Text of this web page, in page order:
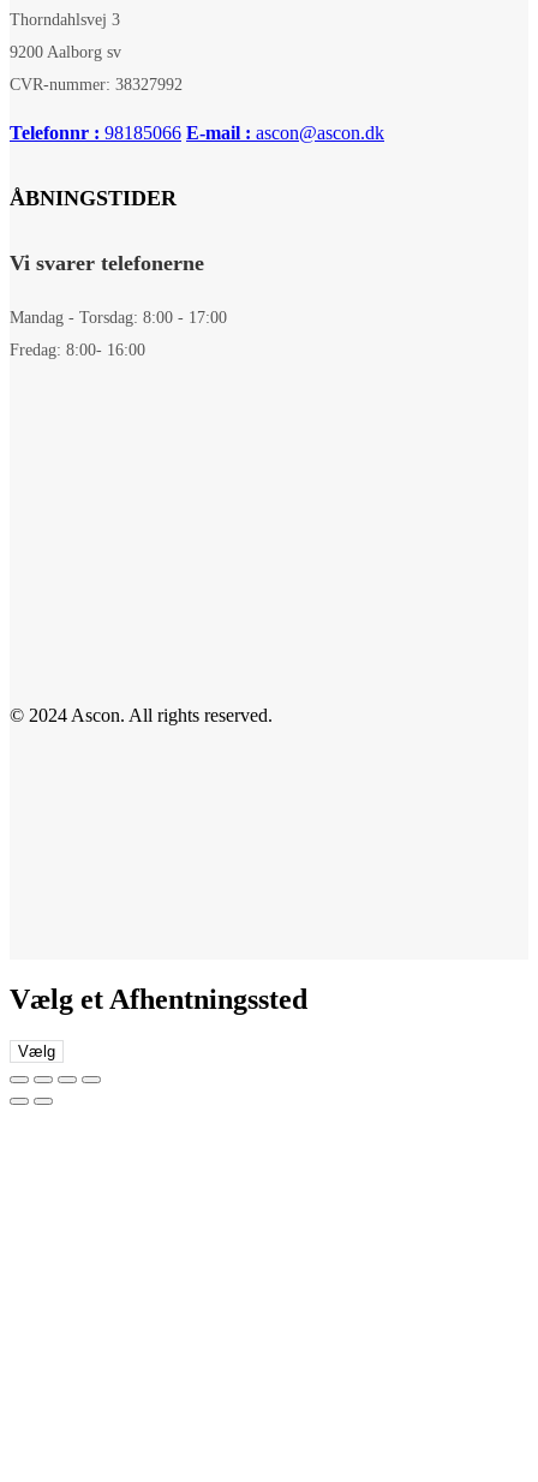
Thorndahlsvej 3
9200 Aalborg sv
CVR-nummer: 38327992
Telefonnr : 98185066 E-mail : ascon@ascon.dk
ÅBNINGSTIDER
Vi svarer telefonerne
Mandag - Torsdag: 8:00 - 17:00
Fredag: 8:00- 16:00
© 2024 Ascon. All rights reserved.
Vælg et Afhentningssted
Vælg